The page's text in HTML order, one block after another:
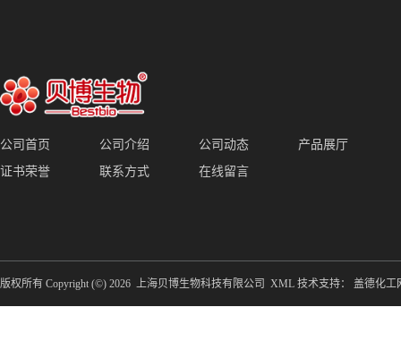
公司首页 公司介绍 公司动态
产品展厅
证书荣誉
联系方式 在线留言
版权所有 Copyright (©) 2026 上海贝博生物科技有限公司 XML 技术支持： 盖德化工